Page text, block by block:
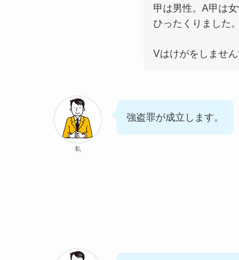
甲は男性。A甲は
ひったくりました。
Vはけがをしませ
私
強盗罪が成立します。